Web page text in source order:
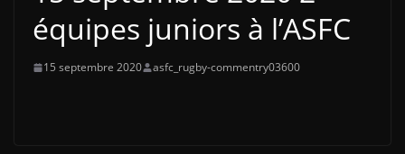
équipes juniors à l’ASFC
15 septembre 2020 asfc_rugby-commentry03600